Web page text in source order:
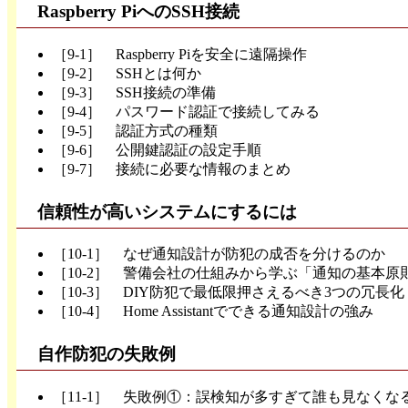
Raspberry PiへのSSH接続
［9-1］ Raspberry Piを安全に遠隔操作
［9-2］ SSHとは何か
［9-3］ SSH接続の準備
［9-4］ パスワード認証で接続してみる
［9-5］ 認証方式の種類
［9-6］ 公開鍵認証の設定手順
［9-7］ 接続に必要な情報のまとめ
信頼性が高いシステムにするには
［10-1］ なぜ通知設計が防犯の成否を分けるのか
［10-2］ 警備会社の仕組みから学ぶ「通知の基本原
［10-3］ DIY防犯で最低限押さえるべき3つの冗長化
［10-4］ Home Assistantでできる通知設計の強み
自作防犯の失敗例
［11-1］ 失敗例①：誤検知が多すぎて誰も見なくな